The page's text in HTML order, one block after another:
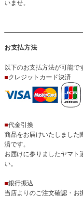
いませ。
お支払方法
以下のお支払方法が可能で
■クレジットカード決済
■代金引換
商品をお届けいたしました
済です。
お届けに参りましたヤマト
い。
■銀行振込
当店よりのご注文確認・お